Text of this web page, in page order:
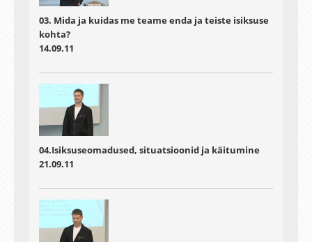
03. Mida ja kuidas me teame enda ja teiste isiksuse
kohta?
14.09.11
04.Isiksuseomadused, situatsioonid ja käitumine
21.09.11